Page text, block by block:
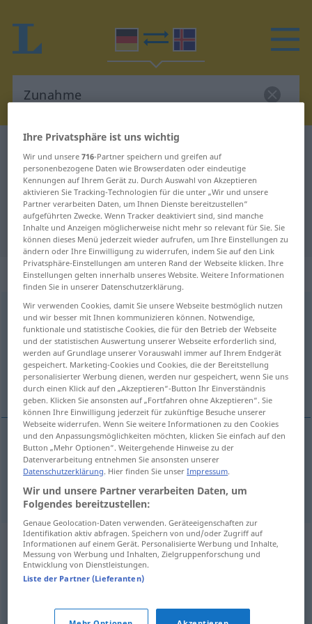
Deutsch-Isländisch Wörterbuch
Deutsch-Isländisch Übersetzung
für "Zunahme"
"Zunahme" Isländisch Übersetzung
„Zunahme“: Femininum
Zunahmef
Übersicht aller Übersetzungen
(Für mehr Details die Übersetzung anklicken/antippen)
aukning, vöxtur
aukningf Zunahme
vöxtur m Zunahme
Synonyme für "Zunahme"
Ihre Privatsphäre ist uns wichtig
Wir und unsere716-Partner speichern und greifen auf
personenbezogene Daten wie Browserdaten oder eindeutige
Kennungen auf Ihrem Gerät zu. Durch Auswahl von Akzeptieren
aktivieren Sie Tracking-Technologien für die unter „Wir und unsere
Partner verarbeiten Daten, um Ihnen Dienste bereitzustellen“
aufgeführten Zwecke. Wenn Tracker deaktiviert sind, sind manche
Inhalte und Anzeigen möglicherweise nicht mehr so relevant für Sie. Sie
können dieses Menü jederzeit wieder aufrufen, um Ihre Einstellungen zu
ändern oder Ihre Einwilligung zu widerrufen, indem Sie auf den Link
Privatsphäre-Einstellungen am unteren Rand der Webseite klicken. Ihre
Einstellungen gelten innerhalb unseres Website. Weitere Informationen
finden Sie in unserer Datenschutzerklärung.
Wir verwenden Cookies, damit Sie unsere Webseite bestmöglich nutzen
und wir besser mit Ihnen kommunizieren können. Notwendige,
funktionale und statistische Cookies, die für den Betrieb der Webseite
und der statistischen Auswertung unserer Webseite erforderlich sind,
werden auf Grundlage unserer Vorauswahl immer auf Ihrem Endgerät
gespeichert. Marketing-Cookies und Cookies, die der Bereitstellung
personalisierter Werbung dienen, werden nur gespeichert, wenn Sie uns
durch einen Klick auf den „Akzeptieren“-Button Ihr Einverständnis
geben. Klicken Sie ansonsten auf „Fortfahren ohne Akzeptieren“. Sie
können Ihre Einwilligung jederzeit für zukünftige Besuche unserer
Webseite widerrufen. Wenn Sie weitere Informationen zu den Cookies
und den Anpassungsmöglichkeiten möchten, klicken Sie einfach auf den
Button „Mehr Optionen“. Weitergehende Hinweise zu der
Datenverarbeitung entnehmen Sie ansonsten unserer
Datenschutzerklärung. Hier finden Sie unserImpressum.
Wir und unsere Partner verarbeiten Daten, um
Folgendes bereitzustellen:
Genaue Geolocation-Daten verwenden. Geräteeigenschaften zur
Identifikation aktiv abfragen. Speichern von und/oder Zugriff auf
Informationen auf einem Gerät. Personalisierte Werbung und Inhalte,
Messung von Werbung und Inhalten, Zielgruppenforschung und
Entwicklung von Dienstleistungen.
Liste der Partner (Lieferanten)